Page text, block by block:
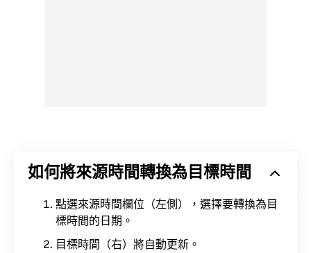
如何將來源時間轉換為目標時間
點選來源時間欄位（左側），選擇要轉換為目
標時間的日期。
目標時間（右）將自動更新。